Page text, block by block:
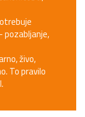
pozabljanje,
živo,
To pravilo